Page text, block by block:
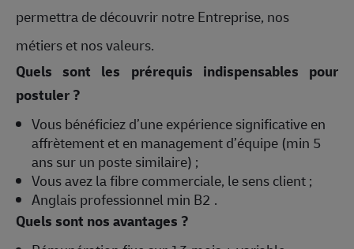
permettra de découvrir notre Entreprise, nos
métiers et nos valeurs.
Quels sont les prérequis indispensables pour
postuler ?
Vous bénéficiez d’une expérience significative en
affrètement et en management d’équipe (min 5
ans sur un poste similaire) ;
Vous avez la fibre commerciale, le sens client ;
Anglais professionnel min B2 .
Quels sont nos avantages ?